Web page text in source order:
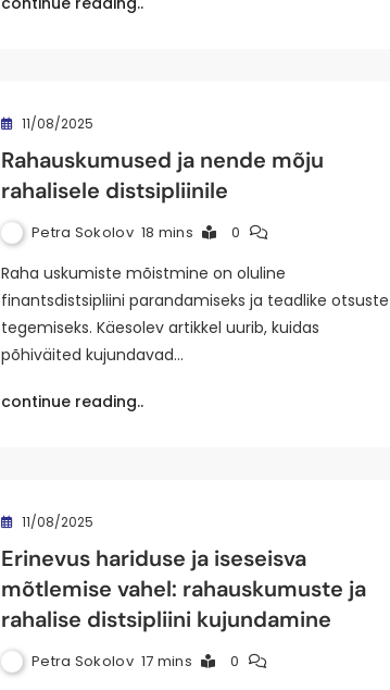
11/08/2025
Rahauskumused ja nende mõju
rahalisele distsipliinile
Petra Sokolov 18 mins 0
Raha uskumiste mõistmine on oluline
finantsdistsipliini parandamiseks ja teadlike otsuste
tegemiseks. Käesolev artikkel uurib, kuidas
põhiväited kujundavad…
continue reading..
11/08/2025
Erinevus hariduse ja iseseisva
mõtlemise vahel: rahauskumuste ja
rahalise distsipliini kujundamine
Petra Sokolov 17 mins 0